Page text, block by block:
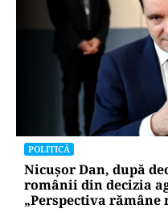
POLITICĂ
Nicușor Dan, după
românii din decizia
„Perspectiva rămâne